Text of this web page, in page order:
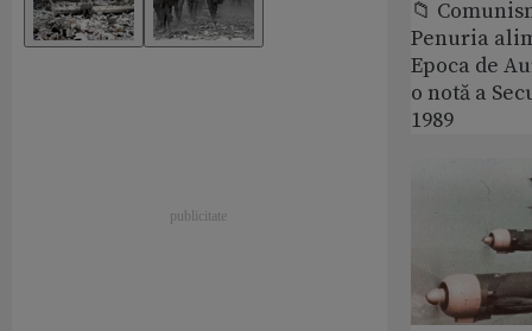
📁
Penuria
Epoca de
o notă a
1989